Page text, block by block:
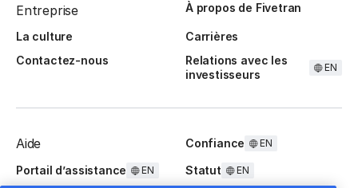
Entreprise À propos de Fivetran
La culture
Carrières
Contactez-nous
Relations avec les
investisseurs
EN
Aide Confiance EN
Portail d’assistance EN Statut EN